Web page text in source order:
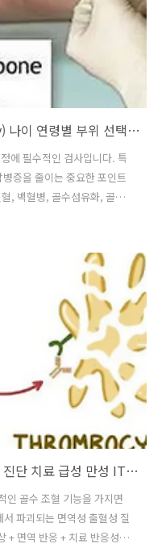
골수검사(Bone marrow biopsy) 나이 연령별 부위 선택 골수천자
에 필수적인 검사입니다. 특
증을 줄이는 중요한 포인트
, 백혈병, 골수섬유화, 골수
이빈다. 또한 빈혈 원인 감별
혈인지 , 즉 생성의 장애인
별을 합니다. 또한 혈액 질환
확인하게되고, 항암치료 후
위는 연령별로 차이가 납니다.
는데, 양측 근위 경골
특발성 혈소판감소성 자반증 ITP 진단 치료 급성 만성 ITP 치료
인 골수 조혈 기능을 가지면
파괴되는 면역성 출혈성 질
+ 면역 반응 + 치료 반응성까